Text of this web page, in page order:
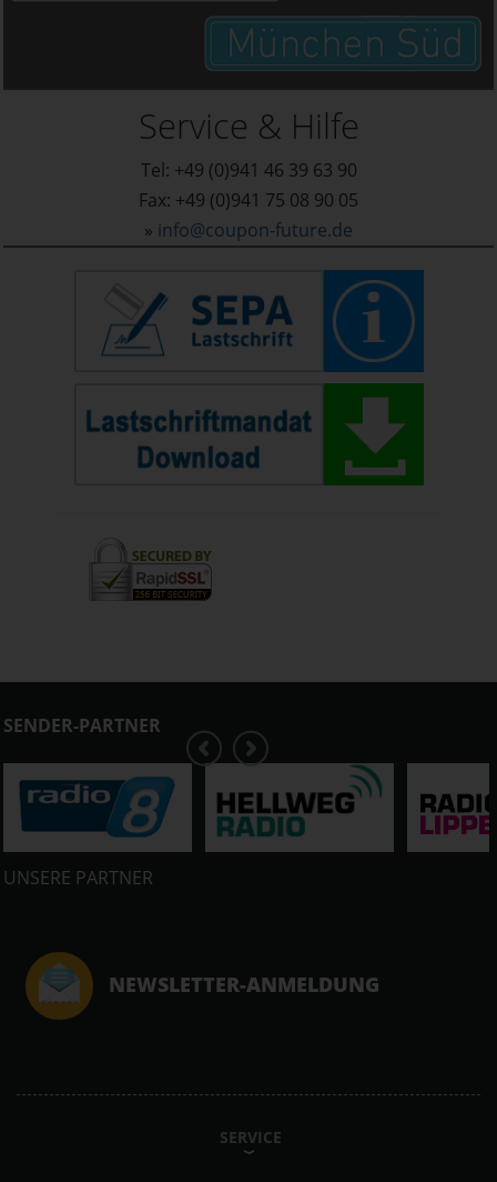
Service & Hilfe
Tel: +49 (0)941 46 39 63 90
Fax: +49 (0)941 75 08 90 05
» info@coupon-future.de
SENDER-PARTNER
UNSERE PARTNER
NEWSLETTER-ANMELDUNG
SERVICE